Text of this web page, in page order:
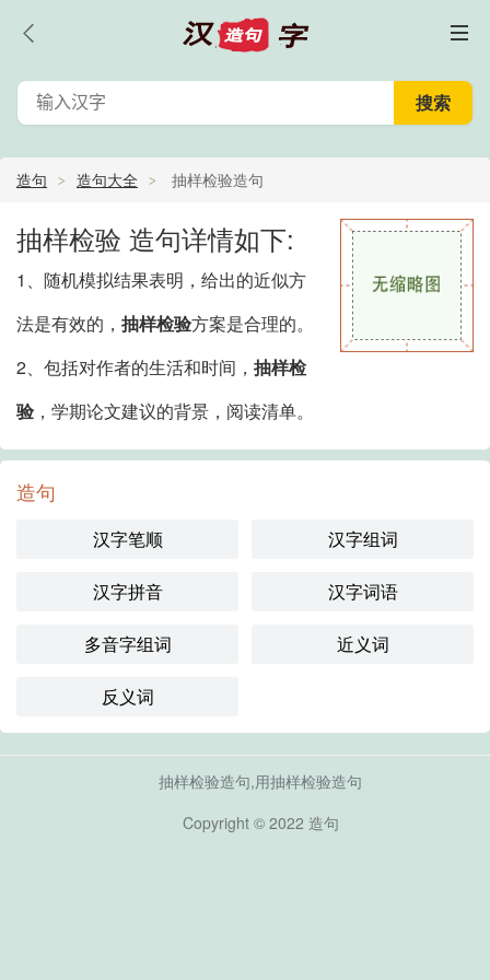
造句 造句大全 抽样检验造句
抽样检验 造句详情如下:
1、随机模拟结果表明，给出的近似方
法是有效的， 抽样检验方案是合理的。
2、包括对作者的生活和时间， 抽样检
验 ，学期论文建议的背景，阅读清单。
造句
汉字笔顺 汉字组词
汉字拼音 汉字词语
多音字组词 近义词
反义词
抽样检验造句,用抽样检验造句
Copyright © 2022 造句